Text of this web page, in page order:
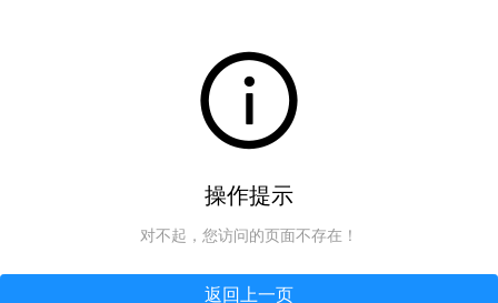
操作提示
对不起，您访问的页面不存在！
返回上一页